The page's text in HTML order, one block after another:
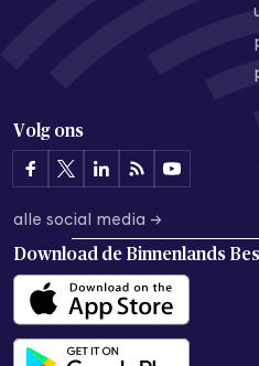
Volg ons
alle social media →
Download de Binnenlands